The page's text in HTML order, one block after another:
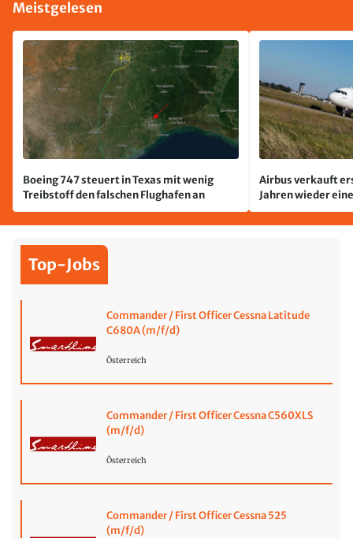
Meistgelesen
Boeing 747 steuert in Texas mit wenig
Treibstoff den falschen Flughafen an
Airbus verkauft
Jahren wieder
Top-Jobs
Commander / First Officer Cessna Latitude
C680A (m/f/d)
Österreich
Commander / First Officer Cessna C560XLS
(m/f/d)
Österreich
Commander / First Officer Cessna 525
(m/f/d)